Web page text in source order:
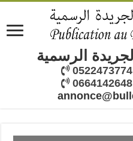
الرسمية
0522473774
0664142648